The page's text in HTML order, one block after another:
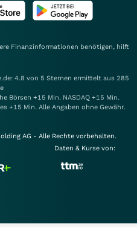
Finanzinformationen benötigen, hilft
4.8 von 5 Sternen ermittelt aus 285
Börsen +15 Min. NASDAQ +15 Min.
+15 Min. Alle Angaben ohne Gewähr.
AG - Alle Rechte vorbehalten.
Daten & Kurse von: